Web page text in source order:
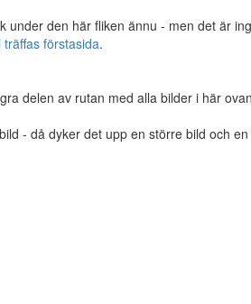
under den här fliken ännu - men det är
förstasida.
delen av rutan med alla bilder i här
- då dyker det upp en större bild och